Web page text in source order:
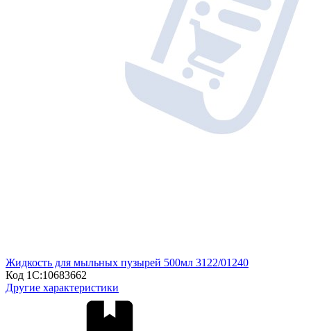
Жидкость для мыльных пузырей 500мл 3122/01240
Код 1С:10683662
Другие характеристики